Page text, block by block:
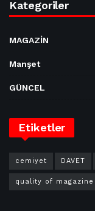
Kategoriler
MAGAZİN
Manşet
GÜNCEL
Etiketler
cemiyet DAVET
quality of magazine